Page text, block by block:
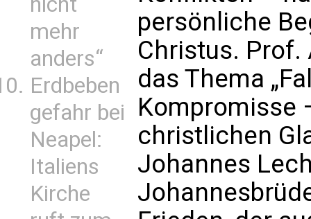
mehr
anders“
Erdbeben
gefahr bei
Neapel:
Italiens
Kirche
persönliche
Christus. Prof.
das Thema
Kompromisse
christlichen
Johannes